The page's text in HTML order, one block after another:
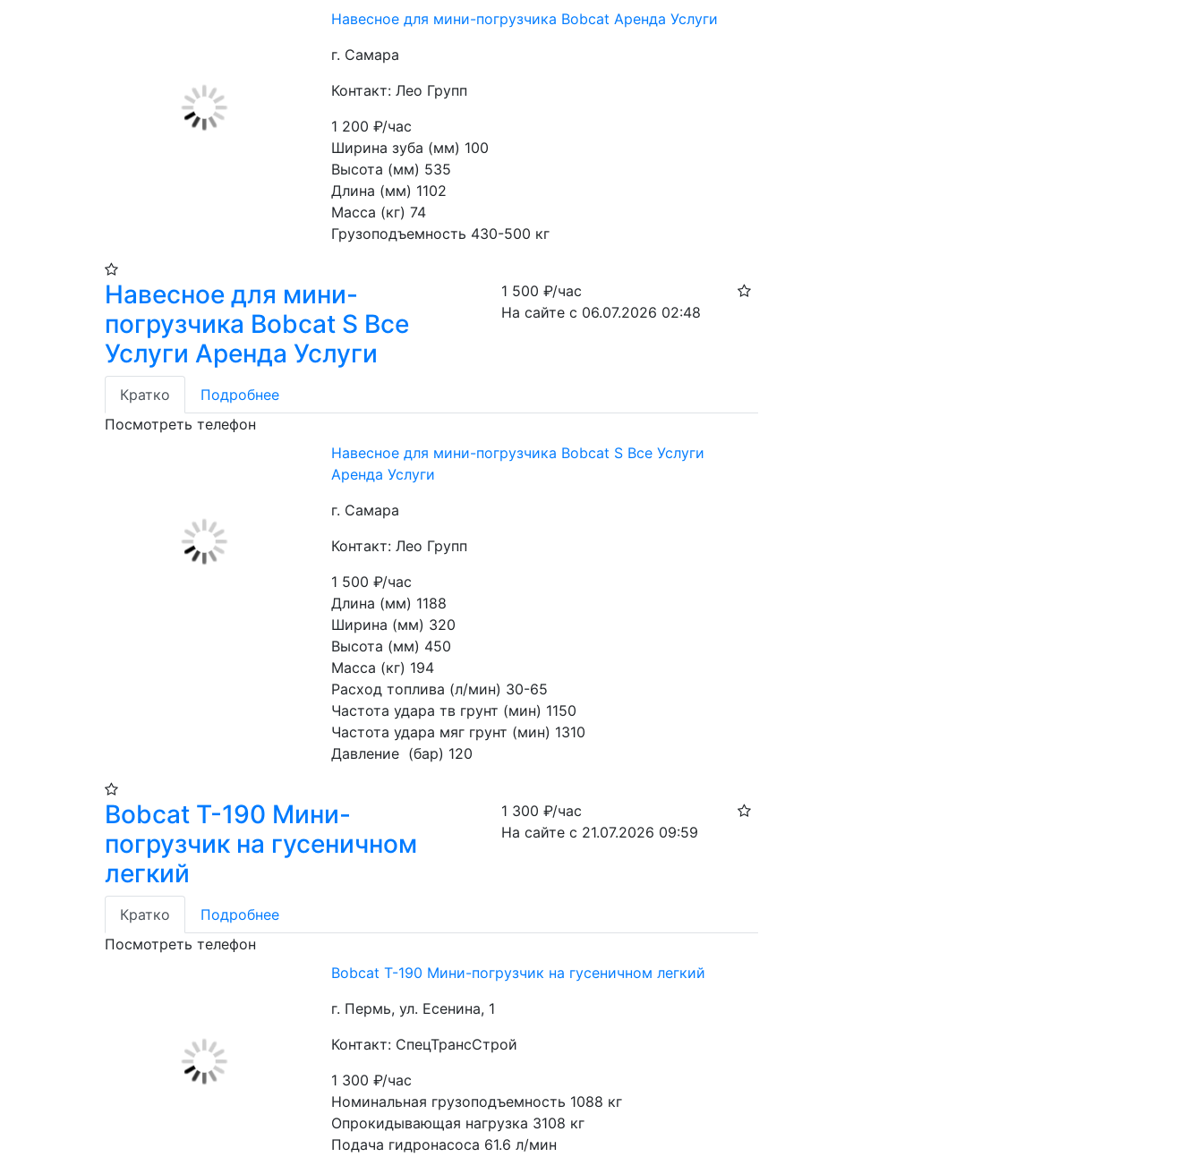
Навесное для мини-погрузчика Bobcat Аренда Услуги
г. Самара
Контакт: Лео Групп
1 200₽/час
Ширина зуба (мм) 100
Высота (мм) 535
Длина (мм) 1102
Масса (кг) 74
Грузоподъемность 430-500 кг
Навесное для мини-
погрузчика Bobcat S Все
Услуги Аренда Услуги
1 500₽/час
На сайте с 06.07.2026 02:48
Кратко
Подробнее
Посмотреть телефон
Навесное для мини-погрузчика Bobcat S Все Услуги
Аренда Услуги
г. Самара
Контакт: Лео Групп
1 500₽/час
Длина (мм) 1188
Ширина (мм) 320
Высота (мм) 450
Масса (кг) 194
Расход топлива (л/мин) 30-65
Частота удара тв грунт (мин) 1150
Частота удара мяг грунт (мин) 1310
Давление  (бар) 120
Bobcat Т-190 Мини-
погрузчик на гусеничном
легкий
1 300₽/час
На сайте с 21.07.2026 09:59
Кратко
Подробнее
Посмотреть телефон
Bobcat Т-190 Мини-погрузчик на гусеничном легкий
г. Пермь, ул. Есенина, 1
Контакт: СпецТрансСтрой
1 300₽/час
Номинальная грузоподъемность 1088 кг
Опрокидывающая нагрузка 3108 кг
Подача гидронасоса 61.6 л/мин